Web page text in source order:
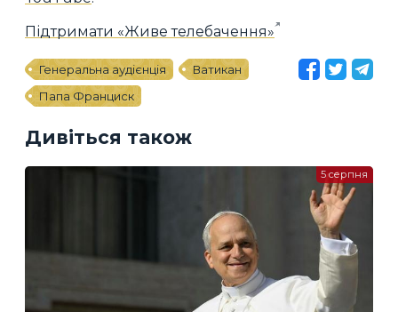
Підтримати «Живе телебачення»
Генеральна аудієнція
Ватикан
Папа Франциск
Дивіться також
5 серпня